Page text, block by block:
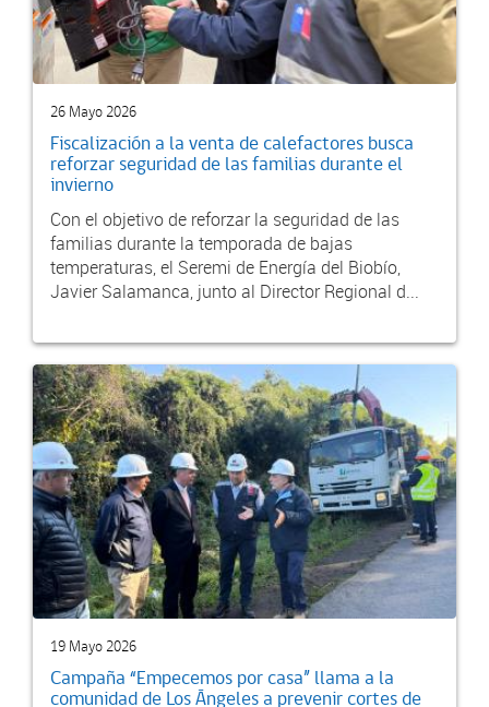
26 Mayo 2026
Fiscalización a la venta de calefactores busca
reforzar seguridad de las familias durante el
invierno
Con el objetivo de reforzar la seguridad de las
familias durante la temporada de bajas
temperaturas, el Seremi de Energía del Biobío,
Javier Salamanca, junto al Director Regional d...
19 Mayo 2026
Campaña “Empecemos por casa” llama a la
comunidad de Los Ángeles a prevenir cortes de